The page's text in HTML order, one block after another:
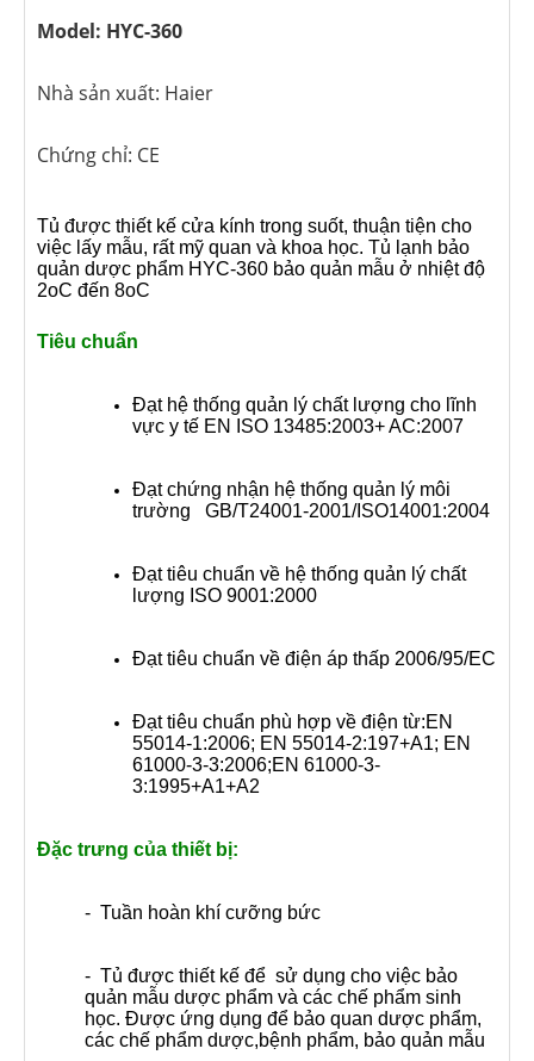
Model: HYC-360
Nhà sản xuất: Haier
Chứng chỉ: CE
Tủ được thiết kế cửa kính trong suốt, thuận tiện cho
việc lấy mẫu, rất mỹ quan và khoa học. Tủ lạnh bảo
quản dược phẩm HYC-360 bảo quản mẫu ở nhiệt độ
2oC đến 8oC
Tiêu chuẩn
Đạt hệ thống quản lý chất lượng cho lĩnh
vực y tế EN ISO 13485:2003+ AC:2007
Đạt chứng nhận hệ thống quản lý môi
trường GB/T24001-2001/ISO14001:2004
Đạt tiêu chuẩn về hệ thống quản lý chất
lượng ISO 9001:2000
Đạt tiêu chuẩn về điện áp thấp 2006/95/EC
Đạt tiêu chuẩn phù hợp về điện từ:EN
55014-1:2006; EN 55014-2:197+A1; EN
61000-3-3:2006;EN 61000-3-
3:1995+A1+A2
Đặc trưng của thiết bị:
- Tuần hoàn khí cưỡng bức
- Tủ được thiết kế để sử dụng cho việc bảo
quản mẫu dược phẩm và các chế phẩm sinh
học. Được ứng dụng để bảo quan dược phẩm,
các chế phẩm dược,bệnh phẩm, bảo quản mẫu